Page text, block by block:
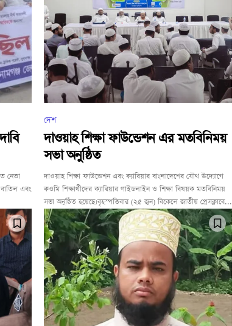
নেতা
এবং
দেশ
দাওয়াহ শিক্ষা ফাউন্ডেশন এর মতবিনিময়
সভা অনুষ্ঠিত
দাওয়াহ শিক্ষা ফাউন্ডেশন এবং ক্যারিয়ার বাংলাদেশের যৌথ উদ্যোগে
ক‌ওমি শিক্ষার্থীদের ক্যারিয়ার গাইডলাইন ও শিক্ষা বিষয়ক মতবিনিময়
সভা অনুষ্ঠিত হয়েছে।বৃহস্পতিবার (২৫ জুন) বিকেলে জাতীয় প্রেসক্লাবে...